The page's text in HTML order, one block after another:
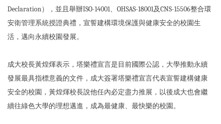
Declaration），並且舉辦ISO-14001、OHSAS-18001及CNS-15506整合環
安衛管理系統授證典禮，宣誓建構環境保護與健康安全的校園生
活，邁向永續校園發展。
成大校長黃煌煇表示，塔樂禮宣言是目前國際公認，大學推動永續
發展最具指標意義的文件，成大簽署塔樂禮宣言代表宣誓建構健康
安全的校園，黃煌煇校長說他任內必定盡力推展，以後成大也會繼
續往綠色大學的理想邁進，成為最健康、最快樂的校園。